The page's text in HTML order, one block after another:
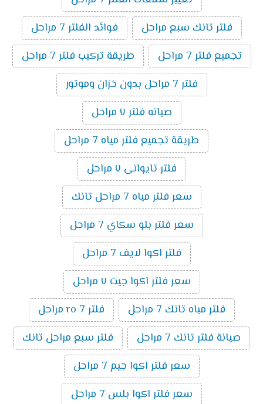
فلتر تانك سبع مراحل
فوائد الفلتر 7 مراحل
تجميع فلتر 7 مراحل
طريقة تركيب فلتر 7 مراحل
فلتر 7 مراحل بدون خزان وموتور
صيانه فلتر ٧ مراحل
طريقة تجميع فلتر مياه 7 مراحل
فلتر تايوانى ٧ مراحل
سعر فلتر مياه 7 مراحل تانك
سعر فلتر بلو سكاي 7 مراحل
فلتر اكوا لايف 7 مراحل
سعر فلتر اكوا جيت ٧ مراحل
فلتر مياه تانك 7 مراحل
فلتر ro 7 مراحل
صيانة فلتر تانك 7 مراحل
فلتر سبع مراحل تانك
سعر فلتر اكوا جيم 7 مراحل
سعر فلتر اكوا بلس 7 مراحل